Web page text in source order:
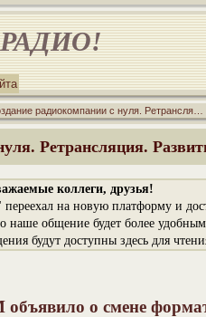
радиокомпании с нуля. Ретрансля…
Ретрансляция.
коллеги, друзья!
на новую платформу и
наше общение будет более
будут доступны здесь для
о смене